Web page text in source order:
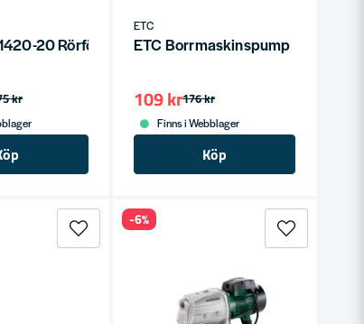
AquaSensor
20 Rörförlängning för regnvattenpump
kr
ETC
ETC Borrmaskinspump
176 kr
109 kr
Finns i Webblager
Köp
-6%